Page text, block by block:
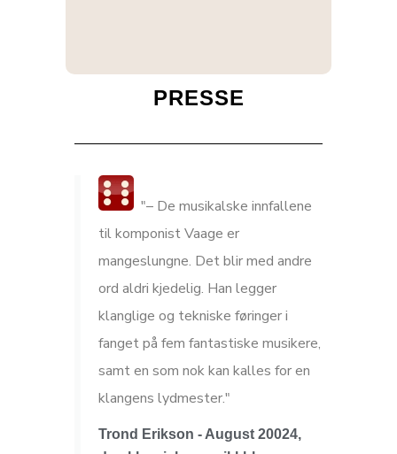
PRESSE
"– De musikalske innfallene
til komponist Vaage er
mangeslungne. Det blir med andre
ord aldri kjedelig. Han legger
klanglige og tekniske føringer i
fanget på fem fantastiske musikere,
samt en som nok kan kalles for en
klangens lydmester."
Trond Erikson - August 20024,